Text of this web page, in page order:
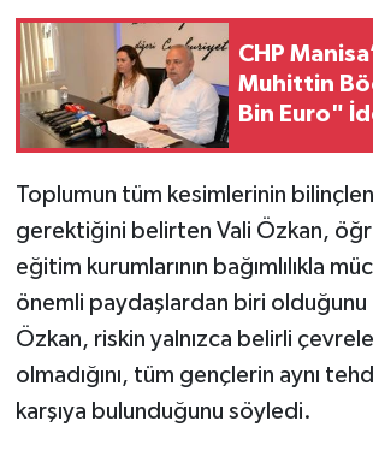
CHP
Muhittin
Bin Euro"
Atılıyor"
Toplumun tüm kesimlerinin
gerektiğini belirten Vali Özkan,
eğitim kurumlarının bağımlılıkla
önemli paydaşlardan biri
Özkan, riskin yalnızca belirli
olmadığını, tüm gençlerin aynı
karşıya bulunduğunu söyledi.